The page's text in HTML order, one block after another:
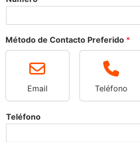
Método de Contacto Preferido *
Email Teléfono
Teléfono